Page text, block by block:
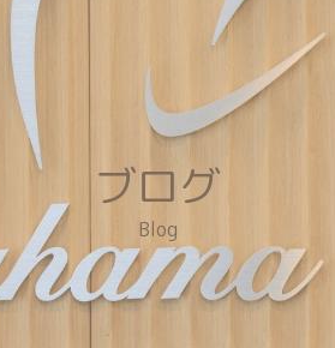
ブログ
Blog